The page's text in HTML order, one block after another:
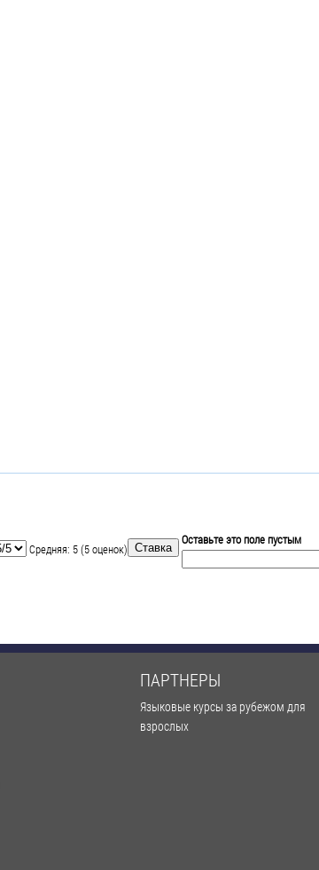
Средняя: 5(5оценок)
Оставьте это поле пустым
ПАРТНЕРЫ
Языковые курсы за рубежом для
взрослых